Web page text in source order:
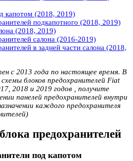
капотом (2018, 2019)
подкапотного (2018, 2019)
(2018, 2019)
салона (2016-2019)
в задней части салона (2018,
с 2013 года по настоящее время. В
блоков предохранителей Fiat
2018 и 2019 годов , получите
панелей предохранителей внутри
каждого предохранителя
предохранителей
под капотом